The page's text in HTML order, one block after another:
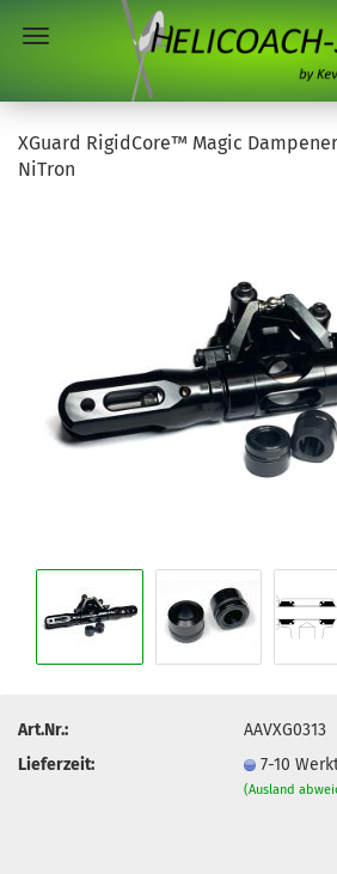
XGuard RigidCore™ Magic
NiTron
Art.Nr.:
AAVXG0313
Lieferzeit:
7-10
(Ausland